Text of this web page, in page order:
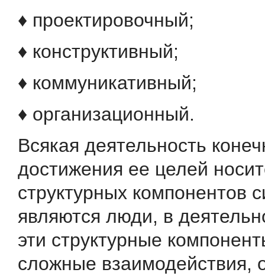
♦ проектировочный;
♦ конструктивный;
♦ коммуникативный;
♦ организационный.
Всякая деятельность
достижения ее целей
структурных компонентов
являются люди, в
эти структурные
сложные взаимодействия,